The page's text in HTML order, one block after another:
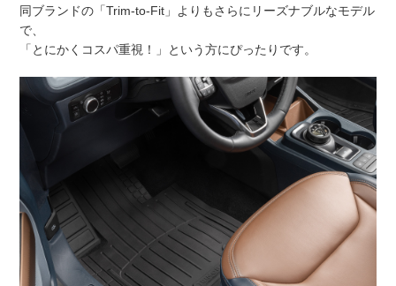
同ブランドの「Trim-to-Fit」よりもさらにリーズナブルなモデル
で、
「とにかくコスパ重視！」という方にぴったりです。